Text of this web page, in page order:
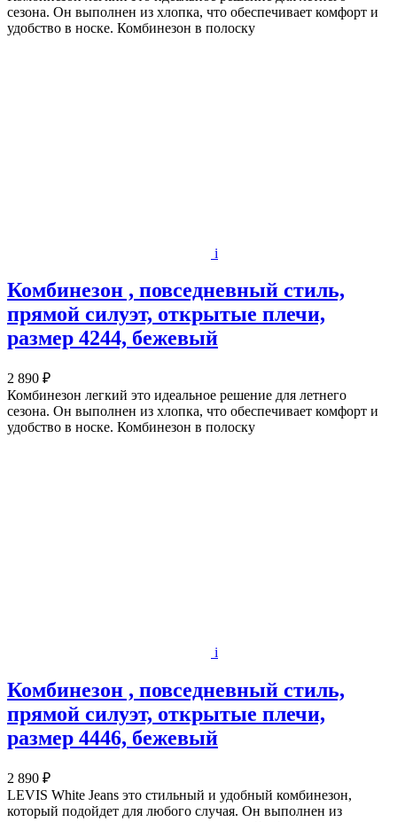
сезона. Он выполнен из хлопка, что обеспечивает комфорт и
удобство в носке. Комбинезон в полоску
i
Комбинезон , повседневный стиль,
прямой силуэт, открытые плечи,
размер 4244, бежевый
2 890 ₽
Комбинезон легкий это идеальное решение для летнего
сезона. Он выполнен из хлопка, что обеспечивает комфорт и
удобство в носке. Комбинезон в полоску
i
Комбинезон , повседневный стиль,
прямой силуэт, открытые плечи,
размер 4446, бежевый
2 890 ₽
LEVIS White Jeans это стильный и удобный комбинезон,
который подойдет для любого случая. Он выполнен из